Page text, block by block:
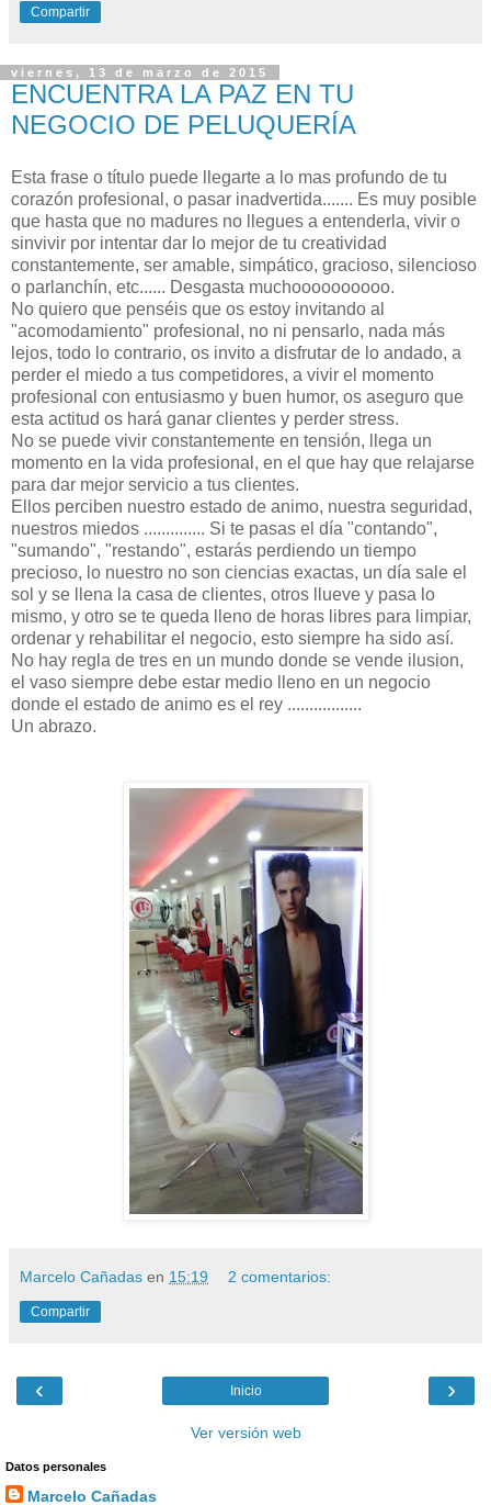
Compartir
viernes, 13 de marzo de 2015
ENCUENTRA LA PAZ EN TU
NEGOCIO DE PELUQUERÍA
Esta frase o título puede llegarte a lo mas profundo de tu
corazón profesional, o pasar inadvertida....... Es muy posible
que hasta que no madures no llegues a entenderla, vivir o
sinvivir por intentar dar lo mejor de tu creatividad
constantemente, ser amable, simpático, gracioso, silencioso
o parlanchín, etc...... Desgasta muchoooooooooo.
No quiero que penséis que os estoy invitando al
"acomodamiento" profesional, no ni pensarlo, nada más
lejos, todo lo contrario, os invito a disfrutar de lo andado, a
perder el miedo a tus competidores, a vivir el momento
profesional con entusiasmo y buen humor, os aseguro que
esta actitud os hará ganar clientes y perder stress.
No se puede vivir constantemente en tensión, llega un
momento en la vida profesional, en el que hay que relajarse
para dar mejor servicio a tus clientes.
Ellos perciben nuestro estado de animo, nuestra seguridad,
nuestros miedos .............. Si te pasas el día "contando",
"sumando", "restando", estarás perdiendo un tiempo
precioso, lo nuestro no son ciencias exactas, un día sale el
sol y se llena la casa de clientes, otros llueve y pasa lo
mismo, y otro se te queda lleno de horas libres para limpiar,
ordenar y rehabilitar el negocio, esto siempre ha sido así.
No hay regla de tres en un mundo donde se vende ilusion,
el vaso siempre debe estar medio lleno en un negocio
donde el estado de animo es el rey .................
Un abrazo.
Marcelo Cañadas en 15:19 2 comentarios:
Compartir
‹ ›
Inicio
Ver versión web
Datos personales
Marcelo Cañadas